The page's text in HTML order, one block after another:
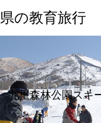
の教育旅行
九重森林公園スキ